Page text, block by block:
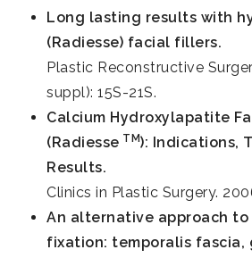
Long lasting results with
(Radiesse) facial fillers.
Plastic Reconstructive
suppl): 15S-21S.
Calcium Hydroxylapatite
(Radiesse TM): Indications,
Results.
Clinics in Plastic Surgery.
An alternative approach
fixation: temporalis fascia,